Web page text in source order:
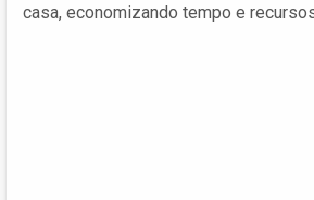
casa, economizando tempo e